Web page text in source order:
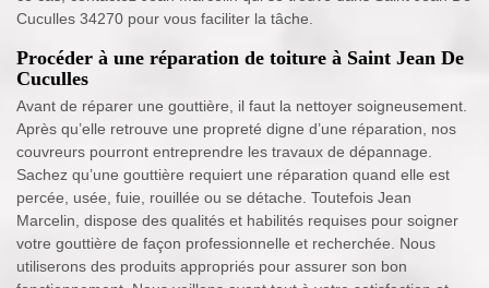
Cuculles 34270 pour vous faciliter la tâche.
Procéder à une réparation de toiture à Saint Jean De
Cuculles
Avant de réparer une gouttière, il faut la nettoyer soigneusement.
Après qu’elle retrouve une propreté digne d’une réparation, nos
couvreurs pourront entreprendre les travaux de dépannage.
Sachez qu’une gouttière requiert une réparation quand elle est
percée, usée, fuie, rouillée ou se détache. Toutefois Jean
Marcelin, dispose des qualités et habilités requises pour soigner
votre gouttière de façon professionnelle et recherchée. Nous
utiliserons des produits appropriés pour assurer son bon